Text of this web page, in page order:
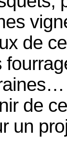
de
de
un